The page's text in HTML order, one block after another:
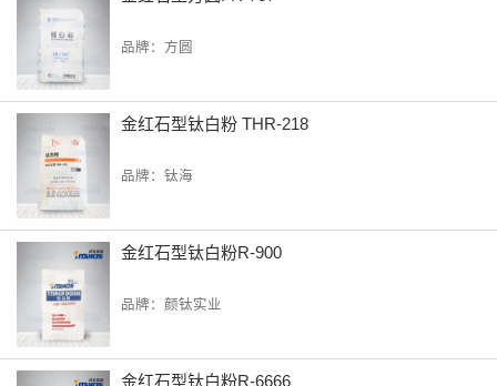
品牌：方圆
金红石型钛白粉 THR-218
品牌：钛海
金红石型钛白粉R-900
品牌：颜钛实业
金红石型钛白粉R-6666